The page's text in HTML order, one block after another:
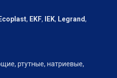
Ecoplast, EKF, IEK, Legrand,
ртутные, натриевые,